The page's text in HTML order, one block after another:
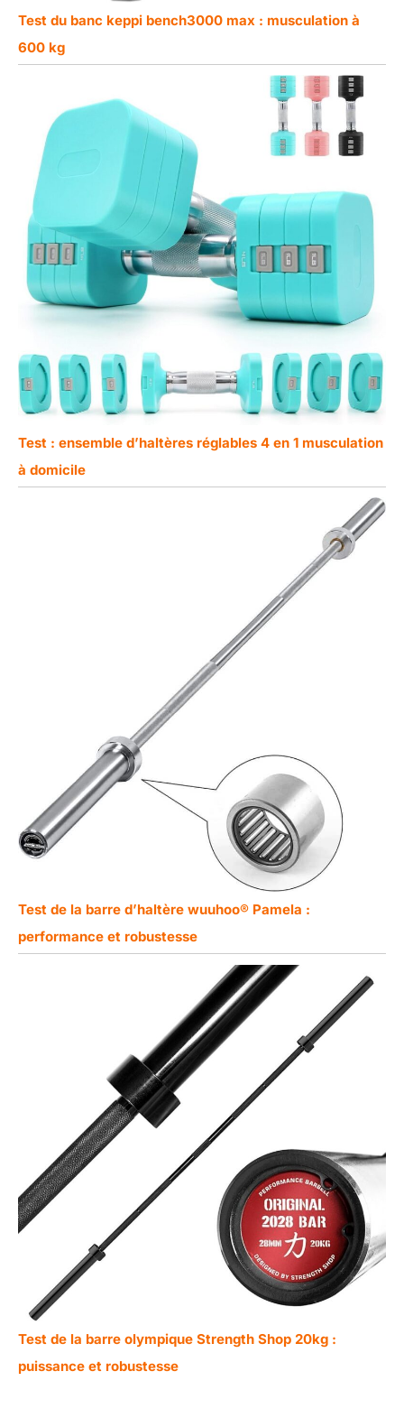
Test du banc keppi bench3000 max : musculation à
600 kg
Test : ensemble d’haltères réglables 4 en 1 musculation
à domicile
Test de la barre d’haltère wuuhoo® Pamela :
performance et robustesse
Test de la barre olympique Strength Shop 20kg :
puissance et robustesse